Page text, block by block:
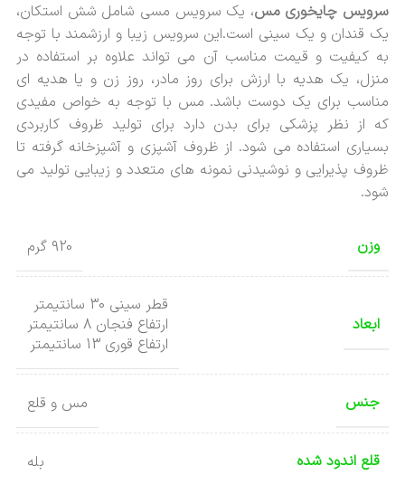
سرویس چایخوری مس، یک سرویس مسی شامل شش استکان،
یک قندان و یک سینی است.این سرویس زیبا و ارزشمند با توجه
به کیفیت و قیمت مناسب آن می تواند علاوه بر استفاده در
منزل، یک هدیه با ارزش برای روز مادر، روز زن و یا هدیه ای
مناسب برای یک دوست باشد. مس با توجه به خواص مفیدی
که از نظر پزشکی برای بدن دارد برای تولید ظروف کاربردی
بسیاری استفاده می شود. از ظروف آشپزی و آشپزخانه گرفته تا
ظروف پذیرایی و نوشیدنی نمونه های متعدد و زیبایی تولید می
شود.
وزن 920 گرم
ابعاد
قطر سینی 30 سانتیمتر
ارتفاع فنجان 8 سانتیمتر
ارتفاع قوری 13 سانتیمتر
جنس مس و قلع
قلع اندود شده بله